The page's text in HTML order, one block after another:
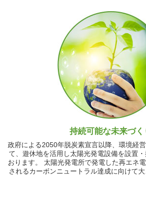
持続可能な未来づく
政府による2050年脱炭素宣言以降、環境経
て、遊休地を活用し太陽光発電設備を設置
おります。 太陽光発電所で発電した再エネ
されるカーボンニュートラル達成に向けて大